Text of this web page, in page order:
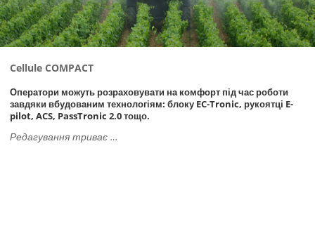
Cellule COMPACT
Оператори можуть розраховувати на комфорт під час роботи
завдяки вбудованим технологіям: блоку EC-Tronic, рукоятці E-
pilot, ACS, PassTronic 2.0 тощо.
Редагування триває …